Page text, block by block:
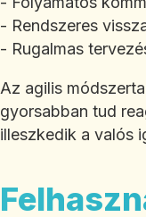
- Rendszeres
- Rugalmas
Az agilis
gyorsabban tud
illeszkedik a valós